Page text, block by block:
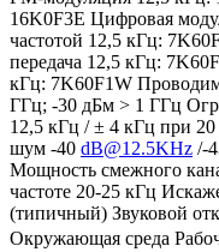
16K0F3E Цифровая
частотой 12,5 кГц:
передача 12,5 кГц:
кГц: 7K60F1W
ГГц; -30 дБм > 1 ГГц
12,5 кГц / ± 4 кГц при
шум -40 dB@12.5KHz /-
Мощность смежного
частоте 20-25 кГц
(типичный) Звуковой
Окружающая среда